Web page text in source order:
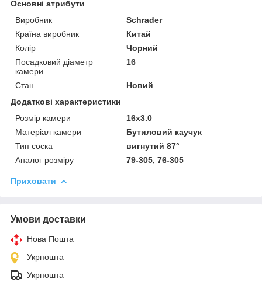
Основні атрибути
Виробник
Schrader
Країна виробник
Китай
Колір
Чорний
Посадковий діаметр
камери
16
Стан
Новий
Додаткові характеристики
Розмір камери
16х3.0
Матеріал камери
Бутиловий каучук
Тип соска
вигнутий 87°
Аналог розміру
79-305, 76-305
Приховати
Умови доставки
Нова Пошта
Укрпошта
Укрпошта